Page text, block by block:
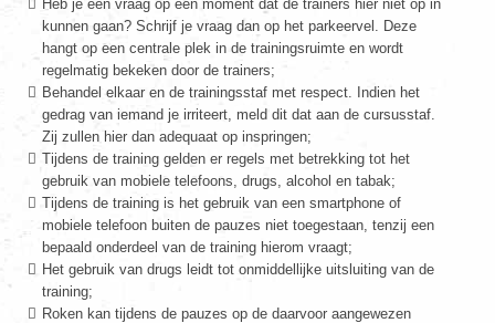
Heb je een vraag op een moment dat de trainers hier niet op in
kunnen gaan? Schrijf je vraag dan op het parkeervel. Deze
hangt op een centrale plek in de trainingsruimte en wordt
regelmatig bekeken door de trainers;
Behandel elkaar en de trainingsstaf met respect. Indien het
gedrag van iemand je irriteert, meld dit dat aan de cursusstaf.
Zij zullen hier dan adequaat op inspringen;
Tijdens de training gelden er regels met betrekking tot het
gebruik van mobiele telefoons, drugs, alcohol en tabak;
Tijdens de training is het gebruik van een smartphone of
mobiele telefoon buiten de pauzes niet toegestaan, tenzij een
bepaald onderdeel van de training hierom vraagt;
Het gebruik van drugs leidt tot onmiddellijke uitsluiting van de
training;
Roken kan tijdens de pauzes op de daarvoor aangewezen